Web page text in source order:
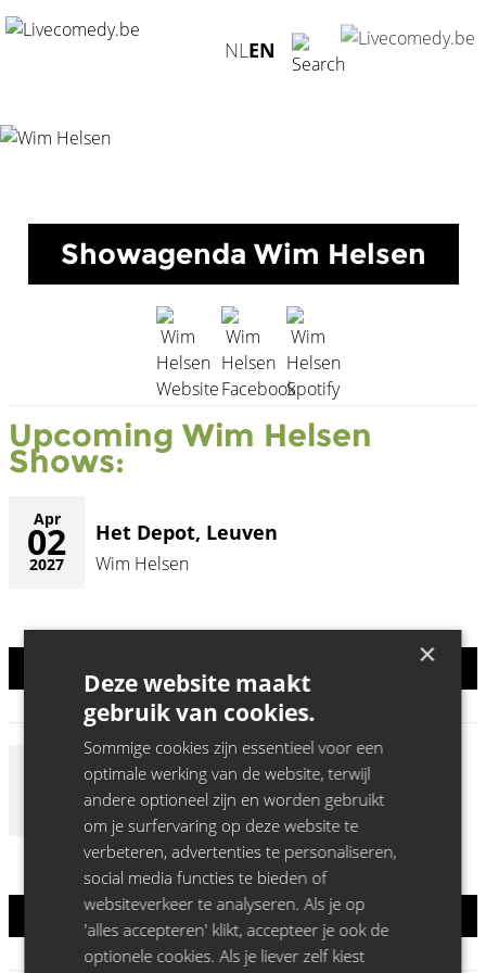
NL EN
Home/Agenda/
Showagenda Wim Helsen
Upcoming Wim Helsen
Shows:
Apr
02
2027
Het Depot, Leuven
Wim Helsen
Het Depot, Leuven
Wim Helsen
SOLD OUT
×
Deze website maakt
gebruik van cookies.
Sommige cookies zijn essentieel voor een
optimale werking van de website, terwijl
andere optioneel zijn en worden gebruikt
om je surfervaring op deze website te
verbeteren, advertenties te personaliseren,
social media functies te bieden of
websiteverkeer te analyseren. Als je op
'alles accepteren' klikt, accepteer je ook de
optionele cookies. Als je liever zelf kiest